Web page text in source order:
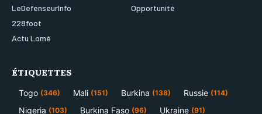
LeDefenseurInfo
228foot
Actu Lomé
Opportunité
ÉTIQUETTES
Togo (346) Mali (151) Burkina (138) Russie (114)
Nigeria (103) Burkina Faso (96) Ukraine (91)